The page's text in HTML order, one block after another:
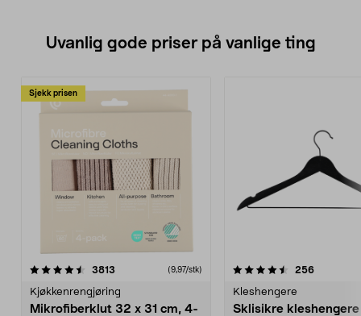
Uvanlig gode priser på vanlige ting
Sjekk prisen
3813 anmeldelser(9,97/stk)
Kjøkkenrengjøring
Mikrofiberklut 32 x 31 cm, 4-
4.5av 5 stjerner 256
Kleshengere
Sklisikre
4.5av 5 stjerner